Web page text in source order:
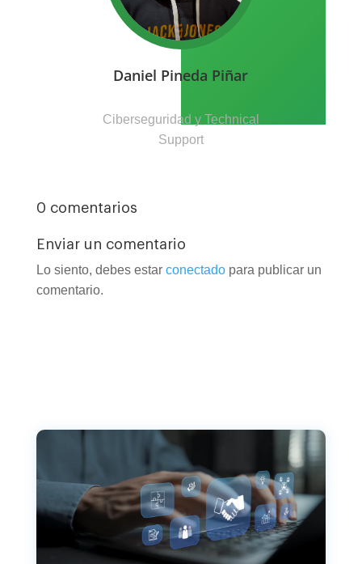
Daniel Pineda Piñar
Ciberseguridad y Technical
Support
0 comentarios
Enviar un comentario
Lo siento, debes estar conectadopara publicar un
comentario.